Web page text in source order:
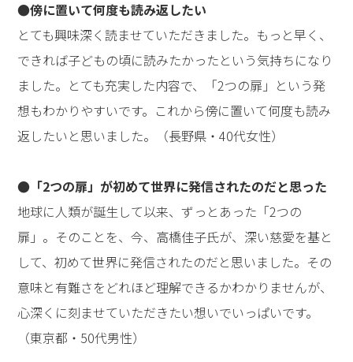
●傍に置いて何度も読み返したい
とても興味深く読ませていただきました。もっと早く、
できれば子どもの頃に読みたかったという気持ちになり
ました。とても充実した内容で、「2つの扉」という発
想もわかりやすいです。これから傍に置いて何度も読み
返したいと思いました。（長野県・40代女性）
●「2つの扉」が初めて世界に発信されたのだと思った
地球に人類が誕生して以来、ずっとあった「2つの
扉」。そのことを、今、高橋佳子氏が、深い慈愛を基と
して、初めて世界に発信されたのだと思いました。その
意味と有難さをどれほど理解できるかわかりませんが、
心深くに刻ませていただきたい想いでいっぱいです。
（東京都・50代男性）